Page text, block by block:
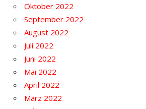
Oktober 2022
September 2022
August 2022
Juli 2022
Juni 2022
Mai 2022
April 2022
März 2022